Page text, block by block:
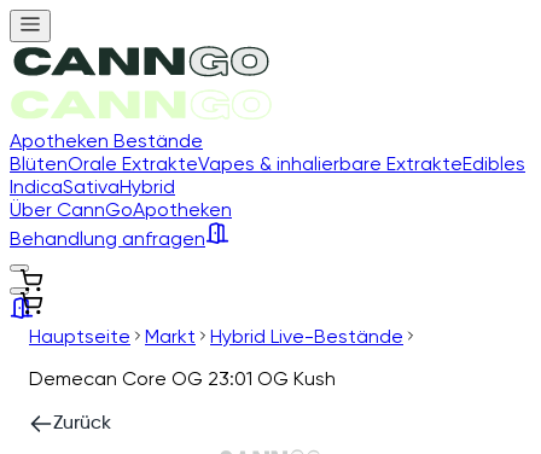
Apotheken Bestände
BlütenOrale ExtrakteVapes & inhalierbare ExtrakteEdibles
IndicaSativaHybrid
Über CannGoApotheken
Behandlung anfragen
Hauptseite Markt
Hybrid Live-Bestände
Demecan Core OG 23:01 OG Kush
Zurück